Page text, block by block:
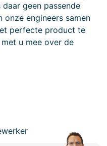
geen passende
onze engineers samen
perfecte product te
u mee over de